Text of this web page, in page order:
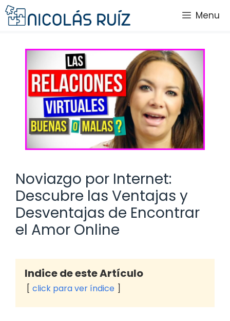
Saltar
al
Menu
Noviazgo por Internet:
Descubre las Ventajas y
Desventajas de Encontrar
el Amor Online
Indice de este Artículo
click para ver índice